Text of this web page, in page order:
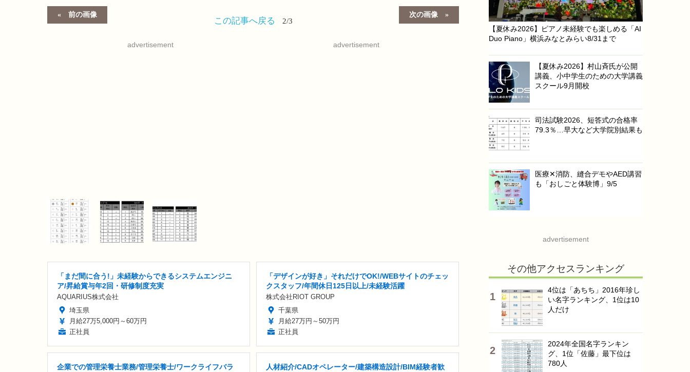
前の画像 次の画像
この記事へ戻る 2/3
advertisement advertisement
「まだ間に合う!」未経験からできるシステムエンジニ
ア/昇給賞与年2回・研修制度充実
AQUARIUS株式会社
埼玉県
月給27万5,000円～60万円
正社員
「デザインが好き」それだけでOK!/WEBサイトのチェッ
クスタッフ/年間休日125日以上/未経験活躍
株式会社RIOT GROUP
千葉県
月給27万円～50万円
正社員
企業での管理栄養士業務/管理栄養士/ワークライフバラ
人材紹介/CADオペレーター/建築構造設計/BIM経験者歓
【夏休み2026】ピアノ未経験でも楽しめる「AI
Duo Piano」横浜みなとみらい8/31まで
【夏休み2026】村山斉氏が公開
講義、小中学生のための大学講義
スクール9月開校
司法試験2026、短答式の合格率
79.3％…早大など大学院別結果も
医療✕消防、縫合デモやAED講習
も「おしごと体験博」9/5
advertisement
その他アクセスランキング
4位は「あちち」2016年珍し
い名字ランキング、1位は10
人だけ
2024年全国名字ランキン
グ、1位「佐藤」最下位は
780人